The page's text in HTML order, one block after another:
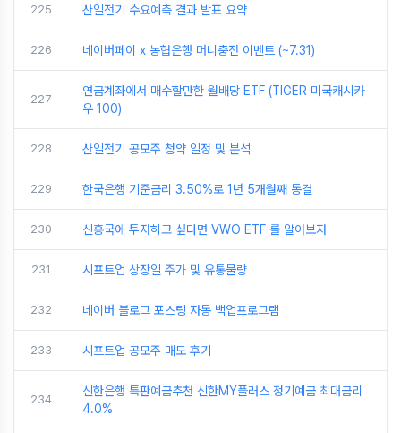
225 산일전기 수요예측 결과 발표 요약
226 네이버페이 x 농협은행 머니충전 이벤트 (~7.31)
227
연금계좌에서 매수할만한 월배당 ETF (TIGER 미국캐시카
우 100)
228 산일전기 공모주 청약 일정 및 분석
229 한국은행 기준금리 3.50%로 1년 5개월째 동결
230 신흥국에 투자하고 싶다면 VWO ETF 를 알아보자
231 시프트업 상장일 주가 및 유통물량
232 네이버 블로그 포스팅 자동 백업프로그램
233 시프트업 공모주 매도 후기
234
신한은행 특판예금추천 신한MY플러스 정기예금 최대금리
4.0%